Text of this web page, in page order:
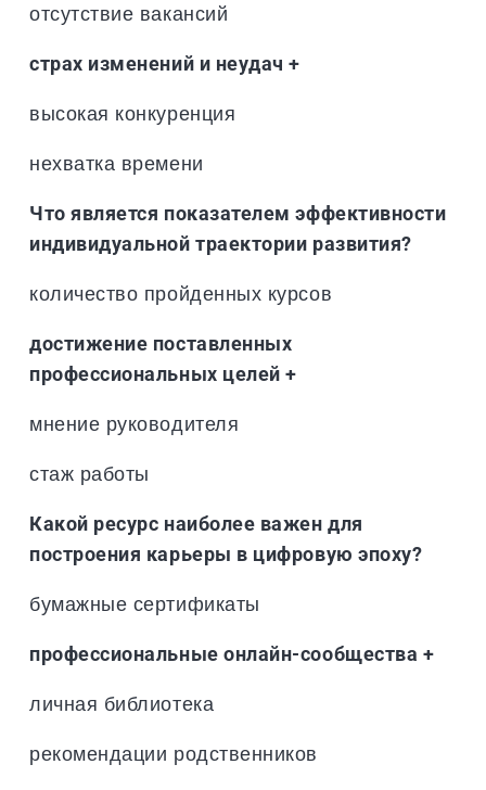
отсутствие вакансий
страх изменений и неудач +
высокая конкуренция
нехватка времени
Что является показателем эффективности
индивидуальной траектории развития?
количество пройденных курсов
достижение поставленных
профессиональных целей +
мнение руководителя
стаж работы
Какой ресурс наиболее важен для
построения карьеры в цифровую эпоху?
бумажные сертификаты
профессиональные онлайн-сообщества +
личная библиотека
рекомендации родственников